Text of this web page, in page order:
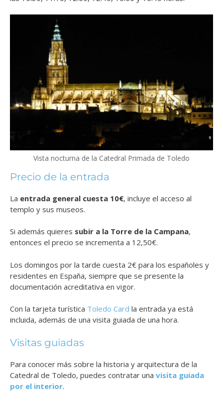
Vista nocturna de la Catedral Primada de Toledo
Precio de la entrada
La entrada general cuesta 10€, incluye el acceso al
templo y sus museos.
Si además quieres subir a la Torre de la Campana,
entonces el precio se incrementa a 12,50€.
Los domingos por la tarde cuesta 2€ para los españoles y
residentes en España, siempre que se presente la
documentación acreditativa en vigor.
Con la tarjeta turística Toledo Card la entrada ya está
incluida, además de una visita guiada de una hora.
Visitas guiadas
Para conocer más sobre la historia y arquitectura de la
Catedral de Toledo, puedes contratar una visita guiada
por el interior.